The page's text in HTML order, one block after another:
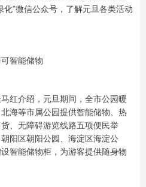
”微信公众号，了解元旦各类活动
智能储物
红介绍，元旦期间，全市公园暖
海等市属公园提供智能储物、热
、无障碍游览线路五项便民举
阳区朝阳公园、海淀区海淀公
智能储物柜，为游客提供随身物